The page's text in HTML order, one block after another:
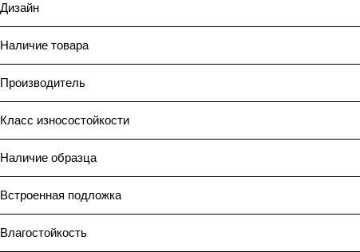
Дизайн
Наличие товара
Производитель
Класс износостойкости
Наличие образца
Встроенная подложка
Влагостойкость